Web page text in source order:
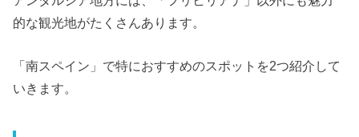
的な観光地がたくさんあります。
「南スペイン」で特におすすめのスポットを2つ紹介して
いきます。